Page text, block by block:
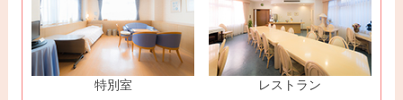
特別室 レストラン